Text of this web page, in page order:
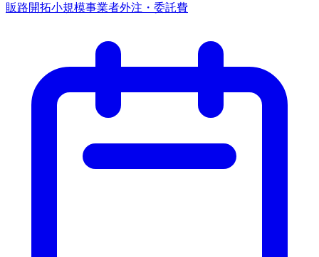
販路開拓小規模事業者外注・委託費